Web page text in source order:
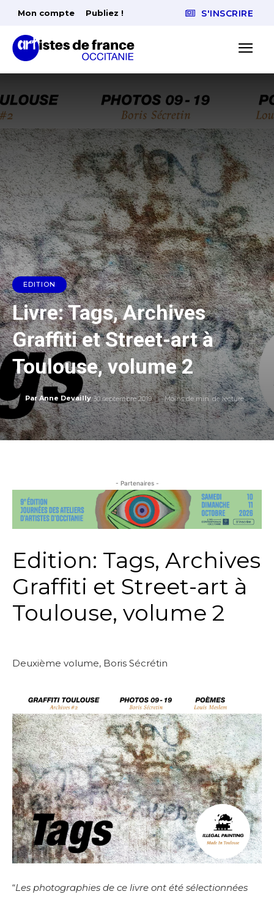
Mon compte Publiez ! S'INSCRIRE
EDITION
Livre: Tags, Archives
Graffiti et Street-art à
Toulouse, volume 2
Par Anne Devailly 30 septembre 2019 Moins de min. de lecture
- Partenaires -
Edition: Tags, Archives
Graffiti et Street-art à
Toulouse, volume 2
Deuxième volume, Boris Sécrétin
“Les photographies de ce livre ont été sélectionnées